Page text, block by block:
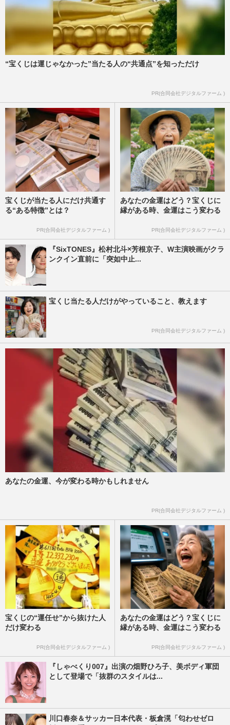
“宝くじは運じゃなかった”当たる人の“共通点”を知っただけ
PR(合同会社デジタルファーム )
宝くじが当たる人にだけ共通す
る“ある特徴”とは？
PR(合同会社デジタルファーム )
あなたの金運はどう？宝くじに
縁がある時、金運はこう変わる
PR(合同会社デジタルファーム )
『SixTONES』松村北斗×芳根京子、W主演映画がクラ
ンクイン直前に「突如中止...
宝くじ当たる人だけがやっていること、教えます
PR(合同会社デジタルファーム )
あなたの金運、今が変わる時かもしれません
PR(合同会社デジタルファーム )
宝くじの“運任せ”から抜けた人
だけ変わる
PR(合同会社デジタルファーム )
あなたの金運はどう？宝くじに
縁がある時、金運はこう変わる
PR(合同会社デジタルファーム )
『しゃべくり007』出演の畑野ひろ子、美ボディ軍団
として登場で「抜群のスタイルは...
川口春奈＆サッカー日本代表・板倉滉「匂わせゼロ